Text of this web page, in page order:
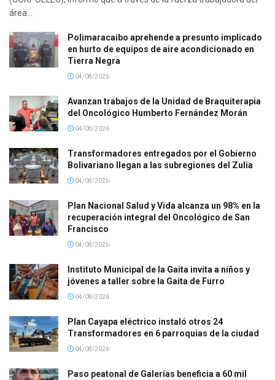
área...
Polimaracaibo aprehende a presunto implicado
en hurto de equipos de aire acondicionado en
Tierra Negra
04/08/2026
Avanzan trabajos de la Unidad de Braquiterapia
del Oncológico Humberto Fernández Morán
04/08/2026
Transformadores entregados por el Gobierno
Bolivariano llegan a las subregiones del Zulia
04/08/2026
Plan Nacional Salud y Vida alcanza un 98% en la
recuperación integral del Oncológico de San
Francisco
04/08/2026
Instituto Municipal de la Gaita invita a niños y
jóvenes a taller sobre la Gaita de Furro
04/08/2026
Plan Cayapa eléctrico instaló otros 24
Transformadores en 6 parroquias de la ciudad
04/08/2026
Paso peatonal de Galerías beneficia a 60 mil